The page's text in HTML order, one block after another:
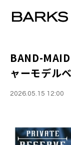
BAND-
ャーモデル
2026.05.15 12:00